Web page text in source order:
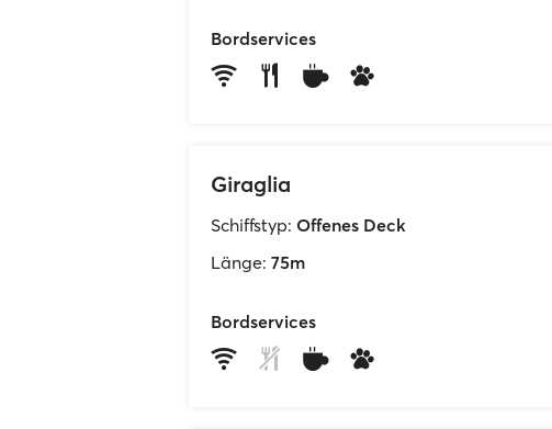
Bordservices
Giraglia
Schiffstyp: Offenes Deck
Länge: 75m
Bordservices